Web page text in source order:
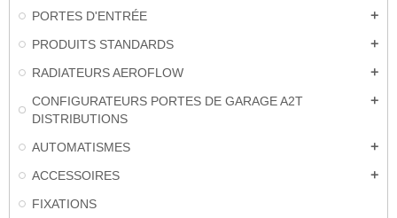
PORTES D'ENTRÉE add
PRODUITS STANDARDS add
RADIATEURS AEROFLOW add
CONFIGURATEURS PORTES DE GARAGE A2T
DISTRIBUTIONS
add
AUTOMATISMES add
ACCESSOIRES add
FIXATIONS